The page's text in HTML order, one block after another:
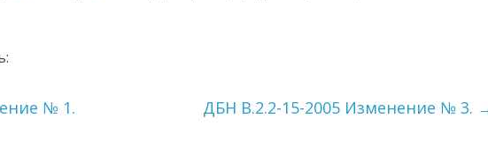
№ 1. ДБН В.2.2-15-2005 Изменение № 3.